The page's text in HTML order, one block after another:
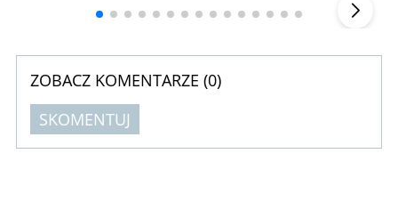
ZOBACZ KOMENTARZE (0)
SKOMENTUJ